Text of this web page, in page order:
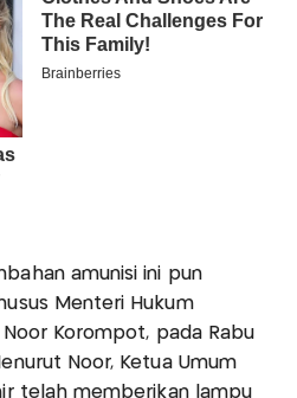
amunisi ini pun
Menteri Hukum
Noor Korompot, pada Rabu
Noor, Ketua Umum
telah memberikan lampu